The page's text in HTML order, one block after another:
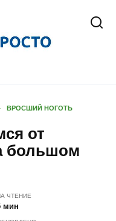
ВРОСШИЙ НОГОТЬ
от
большом
ЧТЕНИЕ
мин